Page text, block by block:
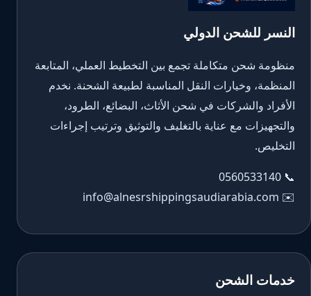
النسر للشحن الدولي
منظومة شحن متكاملة تجمع بين التخطيط العملي، المتابعة
المنظمة، وخيارات النقل المناسبة لطبيعة الشحنة. نخدم
الأفراد والشركات في شحن الأثاث، البضائع، الطرود،
والتجهيزات مع عناية بالتغليف والتوثيق وترتيب إجراءات
التخليص.
📞
0560533140
✉️
info@alnesrshippingsaudiarabia.com
خدمات الشحن